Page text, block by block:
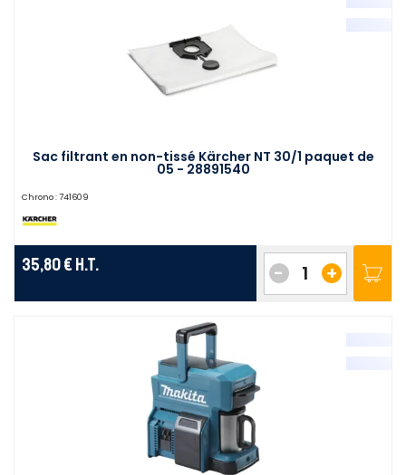
Sac filtrant en non-tissé Kärcher NT 30/1 paquet de
05 - 28891540
Chrono : 741609
35,80 € H.T. +
-